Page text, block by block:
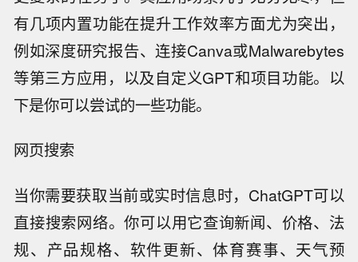
有几项内置功能在提升工作效率方面尤为突出，
例如深度研究报告、连接Canva或Malwarebytes
等第三方应用，以及自定义GPT和项目功能。以
下是你可以尝试的一些功能。
网页搜索
当你需要获取当前或实时信息时，ChatGPT可以
直接搜索网络。你可以用它查询新闻、价格、法
规、产品规格、软件更新、体育赛事、天气预